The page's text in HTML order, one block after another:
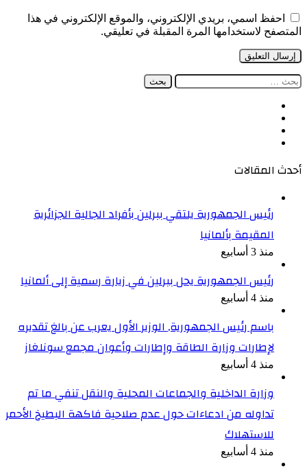
احفظ اسمي، بريدي الإلكتروني، والموقع الإلكتروني في هذا
المتصفح لاستخدامها المرة المقبلة في تعليقي.
البحث
أحدث المقالات
رئيس الجمهورية يلتقي ببرلين بأفراد الجالية الجزائرية
المقيمة بألمانيا
منذ 3 أسابيع
رئيس الجمهورية يحل ببرلين في زيارة رسمية إلى ألمانيا
منذ 4 أسابيع
باسم رئيس الجمهورية, الوزير الأول يعرب عن بالغ تقديره
لإطارات وزارة الطاقة وإطارات وأعوان مجمع سونلغاز
منذ 4 أسابيع
وزارة الداخلية والجماعات المحلية والنقل تنفي ما تم
تداوله من ادعاءات حول عدم صلاحية فاكهة البطيخ الأحمر
للاستهلاك
منذ 4 أسابيع